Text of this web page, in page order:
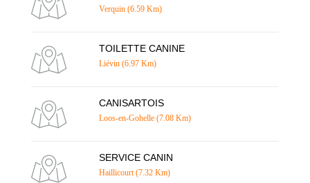
Verquin (6.59 Km)
TOILETTE CANINE
Liévin (6.97 Km)
CANISARTOIS
Loos-en-Gohelle (7.08 Km)
SERVICE CANIN
Haillicourt (7.32 Km)